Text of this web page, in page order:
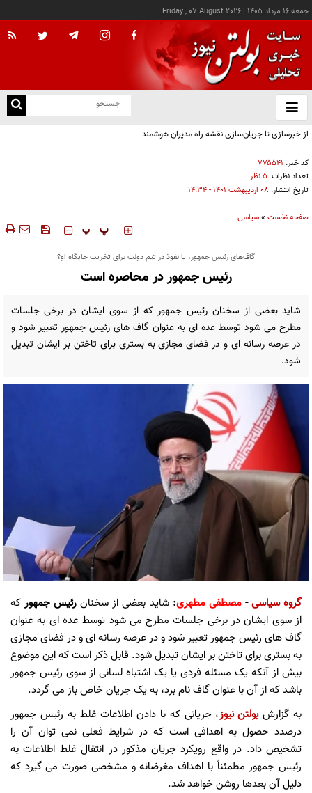
جمعه ۱۶ مرداد ۱۴۰۵ |
Friday , 07 August 2026
باز
و
از خبرسازی تا جریان‌سازی نقشه راه مدیران هوشمند
کد خبر: ۷۷۵۵۴۱
تعداد نظرات: ۵ نظر
تاریخ انتشار: ۰۸ ارديبهشت ۱۴۰۱ - ۱۴:۳۴
صفحه نخست »سیاسی
‍‍‍ پ پ
گاف‌های رئیس جمهور، یا نفوذ در تیم دولت برای تخریب جایگاه او؟
رئیس جمهور در محاصره است
شاید بعضی از سخنان رئیس جمهور که از سوی ایشان در برخی جلسات
مطرح می شود توسط عده ای به عنوان گاف های رئیس جمهور تعبیر شود و
در عرصه رسانه ای و در فضای مجازی به بستری برای تاختن بر ایشان تبدیل
شود.
گروه سیاسی- مصطفی مطهری: شاید بعضی از سخنان رئیس جمهورکه
از سوی ایشان در برخی جلسات مطرح می شود توسط عده ای به عنوان
گاف های رئیس جمهور تعبیر شود و در عرصه رسانه ای و در فضای مجازی
به بستری برای تاختن بر ایشان تبدیل شود. قابل ذکر است که این موضوع
بیش از آنکه یک مسئله فردی یا یک اشتباه لسانی از سوی رئیس جمهور
باشد که از آن با عنوان گاف نام برد، به یک جریان خاص باز می گردد.
به گزارشبولتن نیوز، جریانی که با دادن اطلاعات غلط به رئیس جمهور
درصدد حصول به اهدافی است که در شرایط فعلی نمی توان آن را
تشخیص داد. در واقع رویکرد جریان مذکور در انتقال غلط اطلاعات به
رئیس جمهور مطمئناً با اهداف مغرضانه و مشخصی صورت می گیرد که
دلیل آن بعدها روشن خواهد شد.